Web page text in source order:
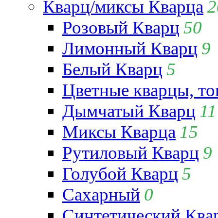
Кварц/миксы Кварца
Розовый Кварц 50
Лимонный Кварц 9
Белый Кварц 5
Цветные кварцы,
Дымчатый Кварц 11
Миксы Кварца 15
Рутиловый Кварц 9
Голубой Кварц 5
Сахарный 0